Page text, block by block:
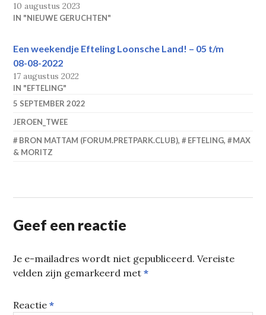
10 augustus 2023
IN "NIEUWE GERUCHTEN"
Een weekendje Efteling Loonsche Land! – 05 t/m
08-08-2022
17 augustus 2022
IN "EFTELING"
5 SEPTEMBER 2022
JEROEN_TWEE
BRON MATTAM (FORUM.PRETPARK.CLUB), EFTELING,
MAX
& MORITZ
Geef een reactie
Je e-mailadres wordt niet gepubliceerd. Vereiste
velden zijn gemarkeerd met*
Reactie*